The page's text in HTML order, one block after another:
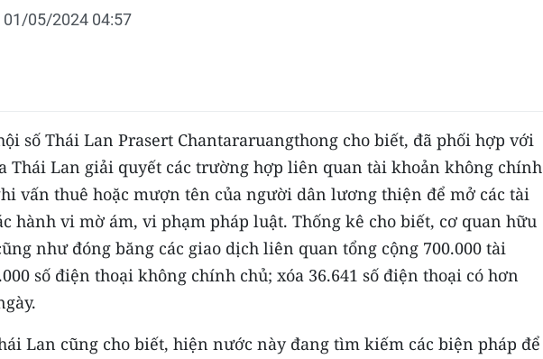
01/05/2024 04:57
số Thái Lan Prasert Chantararuangthong cho biết, đã phối hợp với
Thái Lan giải quyết các trường hợp liên quan tài khoản không chính
vấn thuê hoặc mượn tên của người dân lương thiện để mở các tài
hành vi mờ ám, vi phạm pháp luật. Thống kê cho biết, cơ quan hữu
như đóng băng các giao dịch liên quan tổng cộng 700.000 tài
số điện thoại không chính chủ; xóa 36.641 số điện thoại có hơn
Lan cũng cho biết, hiện nước này đang tìm kiếm các biện pháp để